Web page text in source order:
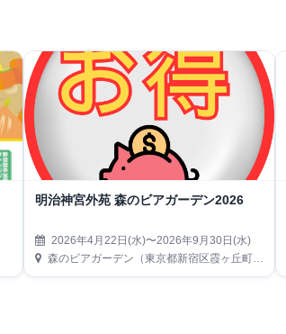
明治神宮外苑 森のビアガーデン2026
2026年4月22日(水)〜2026年9月30日(水)
森のビアガーデン（東京都新宿区霞ヶ丘町14-13 神宮外苑にこにこパーク内）